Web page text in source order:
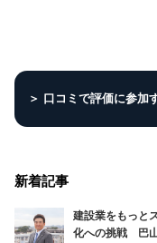
＞ 口コミで評価に参加
新着記事
建設業をもっと
化への挑戦 巴